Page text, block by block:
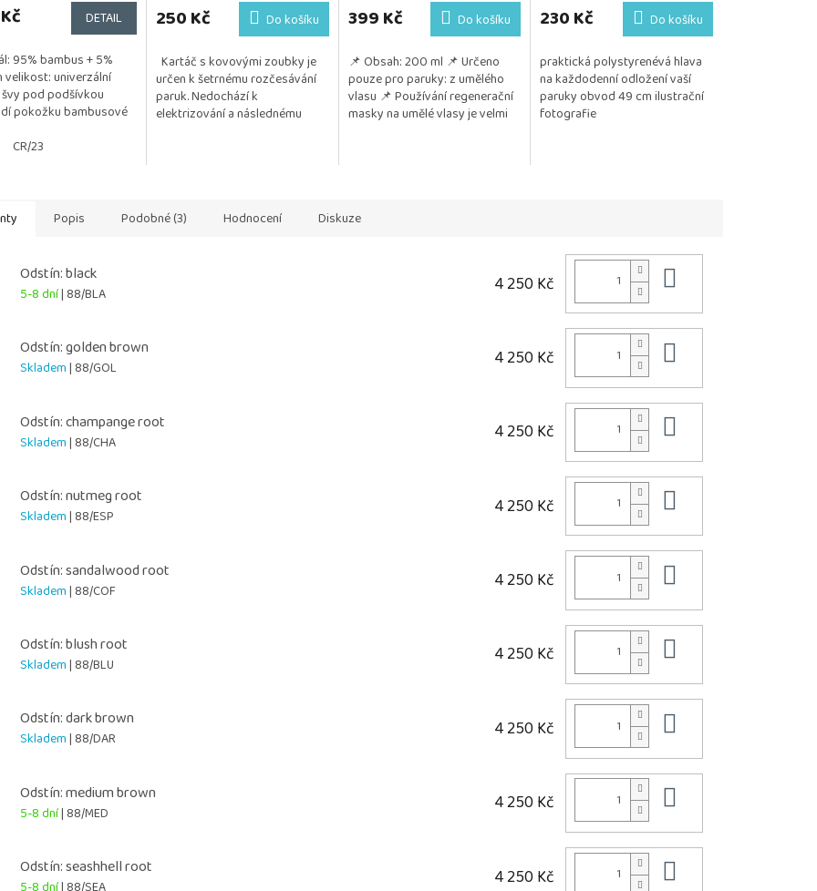
DETAIL
95% bambus + 5%
velikost: univerzální
pod podšívkou
pokožku bambusové
CR/23
produktu
je
5
hvězdiček.
250 Kč Do košíku
Kartáč s kovovými zoubky je
určen k šetrnému rozčesávání
paruk. Nedochází k
elektrizování a následnému
399 Kč Do košíku
📌 Obsah: 200 ml 📌 Určeno
pouze pro paruky: z umělého
vlasu 📌 Používání regenerační
masky na umělé vlasy je velmi
230 Kč Do košíku
praktická polystyrenévá hlava
na každodenní odložení vaší
paruky obvod 49 cm ilustrační
fotografie
Popis Podobné (3) Hodnocení Diskuze
Odstín: black
5-8 dní| 88/BLA 4 250 Kč
Odstín: golden brown
Skladem| 88/GOL 4 250 Kč
Odstín: champange root
Skladem| 88/CHA 4 250 Kč
Odstín: nutmeg root
Skladem| 88/ESP 4 250 Kč
Odstín: sandalwood root
Skladem| 88/COF 4 250 Kč
Odstín: blush root
Skladem| 88/BLU 4 250 Kč
Odstín: dark brown
Skladem| 88/DAR 4 250 Kč
Odstín: medium brown
5-8 dní| 88/MED 4 250 Kč
Odstín: seashhell root 4 250 Kč